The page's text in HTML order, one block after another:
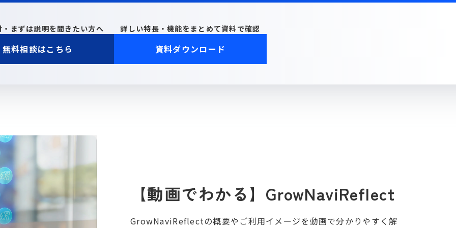
・まずは説明を聞きたい方へ
無料相談はこちら
詳しい特長・機能をまとめて資料で確認
資料ダウンロード
【動画でわかる】GrowNaviReflect
GrowNaviReflectの概要やご利用イメージを動画で分かりやすく解